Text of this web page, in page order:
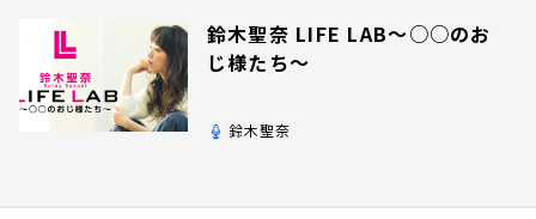
鈴木聖奈 LIFE LAB～○○のお
じ様たち～
鈴木聖奈